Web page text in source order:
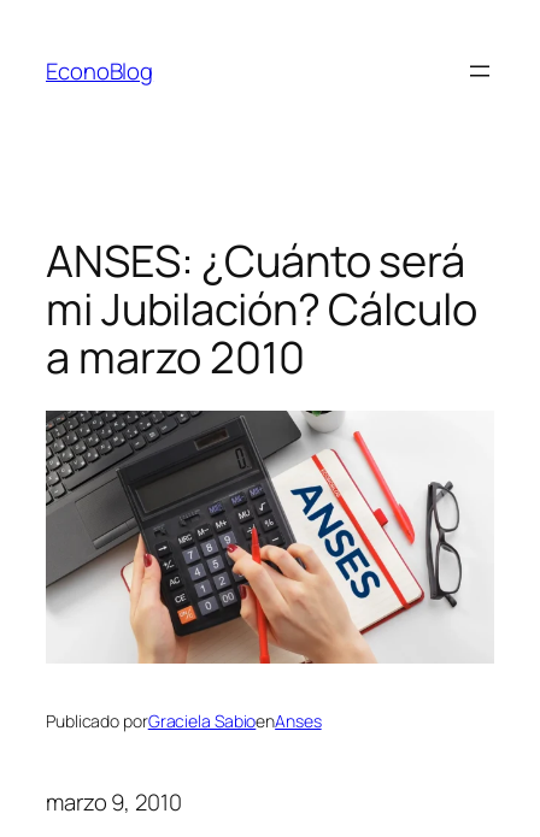
contenido
EconoBlog
ANSES: ¿Cuánto será
mi Jubilación? Cálculo
a marzo 2010
Publicado porGraciela SabioenAnses
marzo 9, 2010